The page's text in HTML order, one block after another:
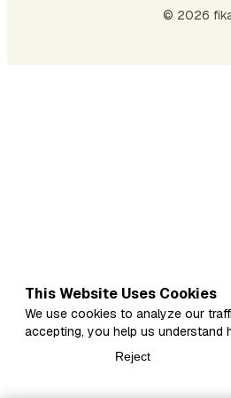
© 2026
This Website Uses Cookies
We use cookies to analyze our
accepting, you help us understand
Reject